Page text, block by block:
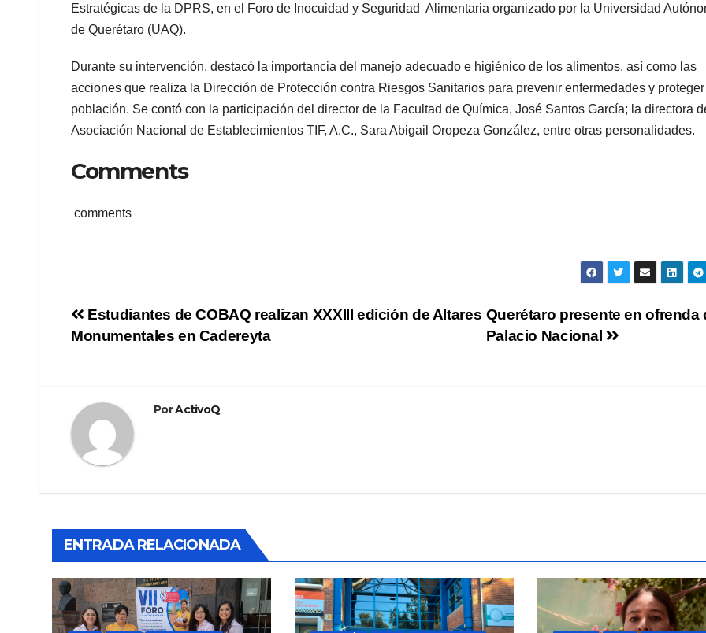
Estratégicas de la DPRS, en el Foro de Inocuidad y Seguridad Alimentaria organizado por la Universidad
de Querétaro (UAQ).
Durante su intervención, destacó la importancia del manejo adecuado e higiénico de los alimentos, así como las
acciones que realiza la Dirección de Protección contra Riesgos Sanitarios para prevenir enfermedades y
población. Se contó con la participación del director de la Facultad de Química, José Santos García; la directora
Asociación Nacional de Establecimientos TIF, A.C., Sara Abigail Oropeza González, entre otras personalidades.
Comments
comments
Navegación
Querétaro presente en ofrenda
Palacio Nacional
Estudiantes de COBAQ realizan XXXIII edición de Altares
Monumentales en Cadereyta
PorActivoQ
ENTRADA RELACIONADA